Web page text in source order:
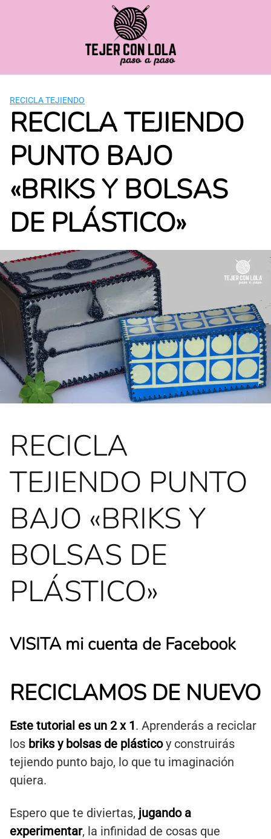
RECICLA TEJIENDO
RECICLA TEJIENDO
PUNTO BAJO
«BRIKS Y BOLSAS
DE PLÁSTICO»
RECICLA
TEJIENDO PUNTO
BAJO «BRIKS Y
BOLSAS DE
PLÁSTICO»
VISITA mi cuenta de Facebook
RECICLAMOS DE NUEVO
Este tutorial es un 2 x 1. Aprenderás a reciclar
los briks y bolsas de plásticoy construirás
tejiendo punto bajo, lo que tu imaginación
quiera.
Espero que te diviertas, jugando a
experimentar, la infinidad de cosas que